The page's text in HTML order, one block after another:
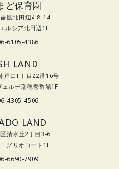
ど保育園
区北田辺4-8-14
ア北田辺1F
6105-4386
LAND
戸口1丁目22番16号
瑞穂壱番館1F
4305-4506
LAND
清水丘2丁目3-6
コート1F
6690-7909